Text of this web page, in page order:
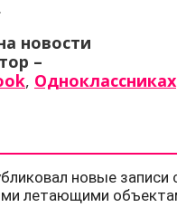
новости
–
, Одноклассниках